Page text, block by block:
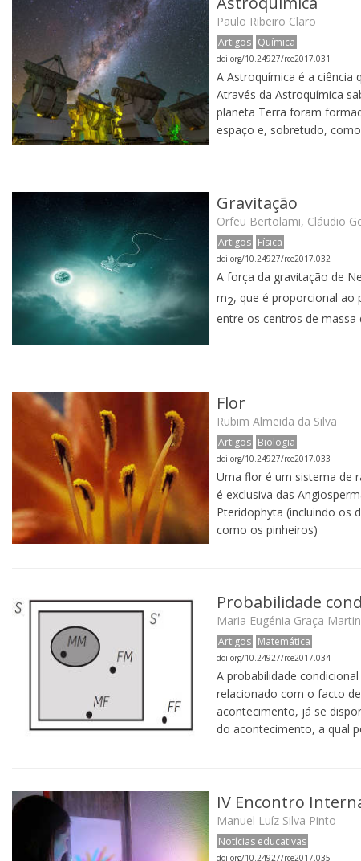
Paulo Ribeiro Claro
Artigos Química
doi.org/10.24927/rce2017.031
A Astroquímica é a ciência
Através da Astroquímica
planeta Terra foram
espaço e, sobretudo,
Gravitação
Orfeu Bertolami, Cláudio
Artigos Física
doi.org/10.24927/rce2017.032
A força da gravitação de
m2, que é proporcional ao
entre os centros de massa
Flor
Rubim Almeida da Silva
Artigos Biologia
doi.org/10.24927/rce2017.033
Uma flor é um sistema de
é exclusiva das
Pteridophyta (incluindo os
como os pinheiros)
Probabilidade
Maria Eugénia Graça
Artigos Matemática
doi.org/10.24927/rce2017.034
A probabilidade
relacionado com o facto
acontecimento, já se
do acontecimento, a qual
IV Encontro
Manuel Luíz Silva Pinto
Notícias educativas
doi.org/10.24927/rce2017.035